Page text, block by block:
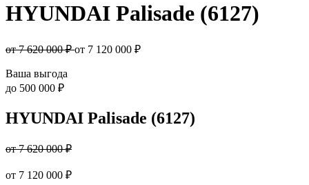
HYUNDAI Palisade (6127)
от 7 620 000 ₽от 7 120 000 ₽
Ваша выгода
до 500 000 ₽
HYUNDAI Palisade (6127)
от 7 620 000 ₽
от 7 120 000 ₽